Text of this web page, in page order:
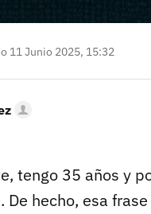
11 Junio 2025, 15:32
tengo 35 años y
De hecho, esa